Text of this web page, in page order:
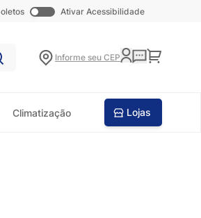
Ativar Acessibilidade
Informe seu CEP Carrinho
Climatização Lojas